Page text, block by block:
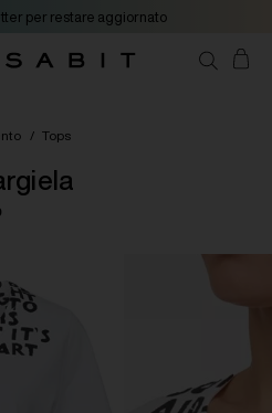
per restare aggiornato
/ Tops